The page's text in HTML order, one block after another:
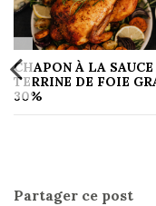
CHAPON À LA SAUCE
TERRINE DE FOIE
30%
Partager ce post